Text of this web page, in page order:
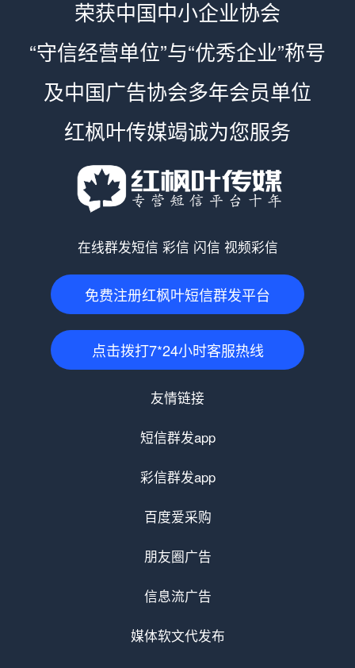
荣获中国中小企业协会
“守信经营单位”与“优秀企业”称号
及中国广告协会多年会员单位
红枫叶传媒竭诚为您服务
在线群发短信 彩信 闪信 视频彩信
免费注册红枫叶短信群发平台
点击拨打7*24小时客服热线
友情链接
短信群发app
彩信群发app
百度爱采购
朋友圈广告
信息流广告
媒体软文代发布